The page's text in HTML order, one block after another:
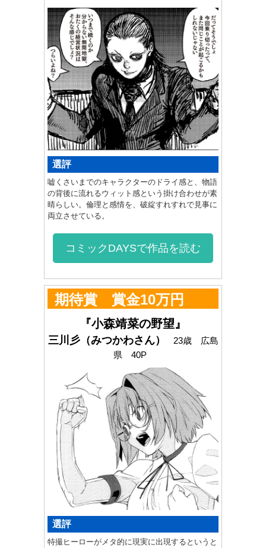
選評
嘘くさいまでのキャラクターのドライ感と、物語
の背後に流れるウィット感という掛け合わせが素
晴らしい。倫理と感情を、破綻すれすれで見事に
両立させている。
コミックDAYSで作品を読む
期待賞 賞金10万円
『小森靖菜の野望』
三川彡（みつかわさん）
23歳 広島
県 40P
選評
特撮ヒーローがメタ的に現実に出現するというと